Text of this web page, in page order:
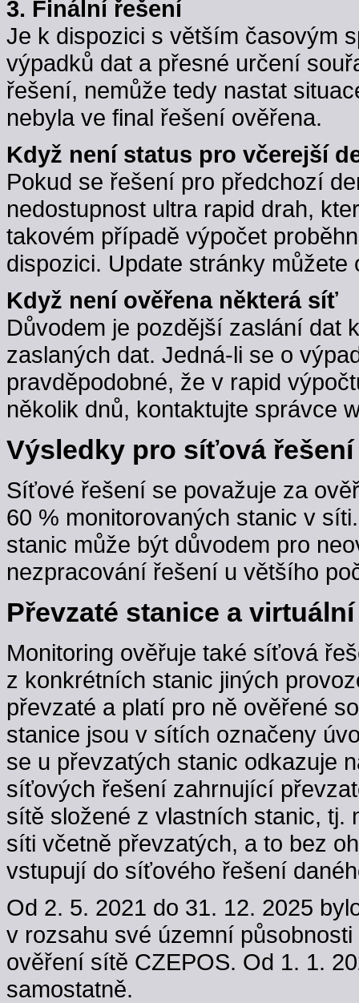
3. Finální řešení
Je k dispozici s větším časovým
výpadků dat a přesné určení
řešení, nemůže tedy nastat
nebyla ve final řešení ověřena.
Když není status pro včerejší
Pokud se řešení pro předchozí
nedostupnost ultra rapid drah,
takovém případě výpočet
dispozici. Update stránky
Když není ověřena některá síť
Důvodem je pozdější zaslání dat
zaslaných dat. Jedná-li se o
pravděpodobné, že v rapid
několik dnů, kontaktujte správce
Výsledky pro síťová řešení
Síťové řešení se považuje za
60 % monitorovaných stanic v
stanic může být důvodem pro
nezpracování řešení u většího
Převzaté stanice a
Monitoring ověřuje také síťová
z konkrétních stanic jiných
převzaté a platí pro ně ověřené
stanice jsou v sítích označeny
se u převzatých stanic odkazuje
síťových řešení zahrnující
sítě složené z vlastních stanic, tj.
síti včetně převzatých, a to bez
vstupují do síťového řešení
Od 2. 5. 2021 do 31. 12. 2025
v rozsahu své územní
ověření sítě CZEPOS. Od 1. 1.
samostatně.